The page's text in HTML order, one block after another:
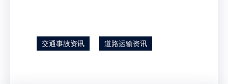
交通事故资讯 道路运输资讯